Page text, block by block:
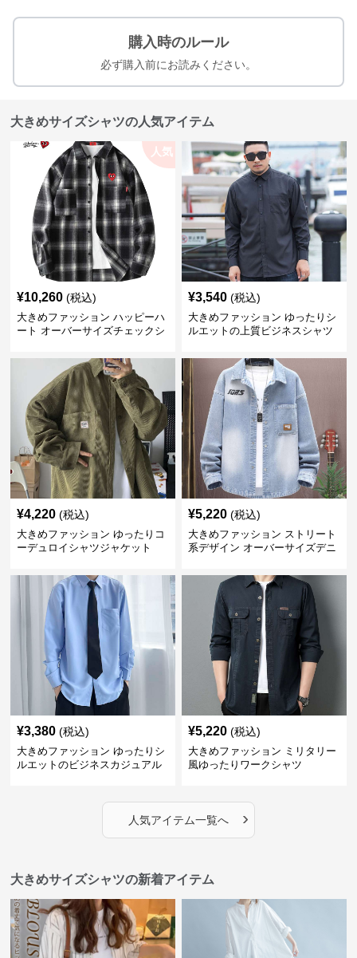
購入時のルール
必ず購入前にお読みください。
大きめサイズシャツの人気アイテム
人気
¥10,260 (税込)
大きめファッション ハッピーハ
ート オーバーサイズチェックシ
¥3,540 (税込)
大きめファッション ゆったりシ
ルエットの上質ビジネスシャツ
¥4,220 (税込)
大きめファッション ゆったりコ
ーデュロイシャツジャケット
¥5,220 (税込)
大きめファッション ストリート
系デザイン オーバーサイズデニ
¥3,380 (税込)
大きめファッション ゆったりシ
ルエットのビジネスカジュアル
¥5,220 (税込)
大きめファッション ミリタリー
風ゆったりワークシャツ
人気アイテム一覧へ ›
大きめサイズシャツの新着アイテム